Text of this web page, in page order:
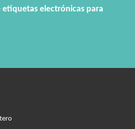
electrónicas para